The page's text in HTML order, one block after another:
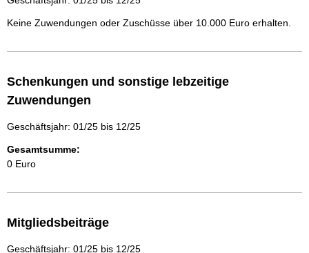
Keine Zuwendungen oder Zuschüsse über 10.000 Euro erhalten.
Schenkungen und sonstige lebzeitige
Zuwendungen
Geschäftsjahr: 01/25 bis 12/25
Gesamtsumme:
0 Euro
Mitgliedsbeiträge
Geschäftsjahr: 01/25 bis 12/25